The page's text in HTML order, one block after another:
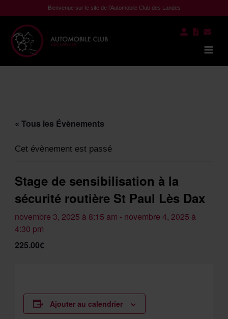
au
contenu
Bienvenue sur le site de l'Automobile Club des Landes
« Tous les Évènements
Cet évènement est passé
Stage de sensibilisation à la
sécurité routière St Paul Lès Dax
novembre 3, 2025 à 8:15 am - novembre 4, 2025 à
4:30 pm
225.00€
Ajouter au calendrier